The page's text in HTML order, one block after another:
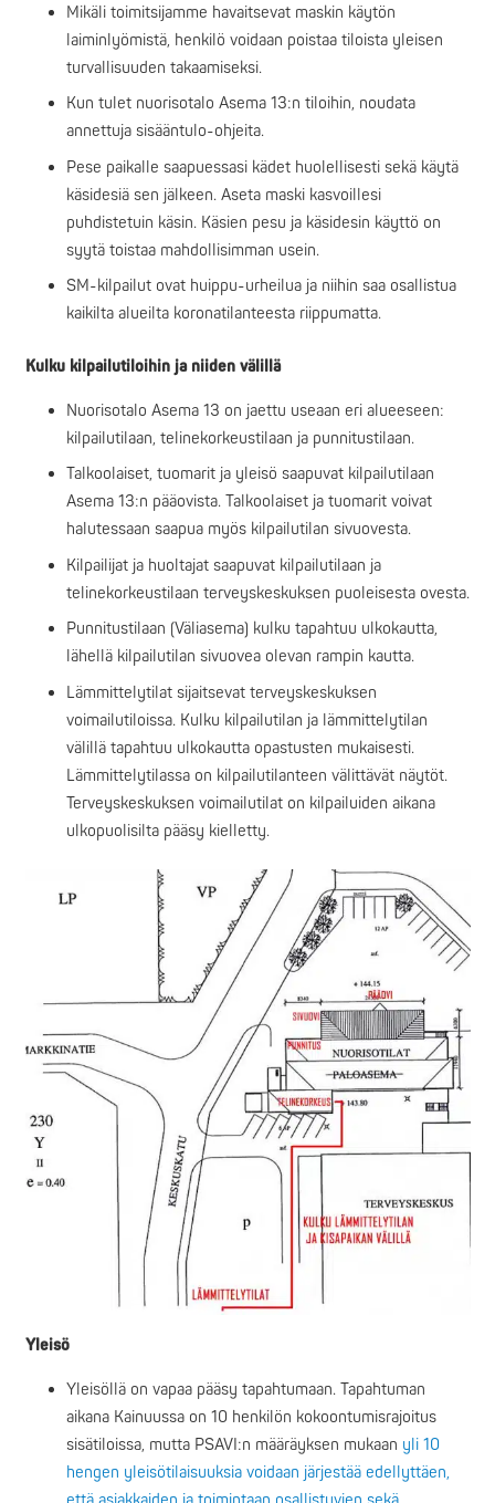
Mikäli toimitsijamme havaitsevat maskin käytön
laiminlyömistä, henkilö voidaan poistaa tiloista yleisen
turvallisuuden takaamiseksi.
Kun tulet nuorisotalo Asema 13:n tiloihin, noudata
annettuja sisääntulo-ohjeita.
Pese paikalle saapuessasi kädet huolellisesti sekä käytä
käsidesiä sen jälkeen. Aseta maski kasvoillesi
puhdistetuin käsin. Käsien pesu ja käsidesin käyttö on
syytä toistaa mahdollisimman usein.
SM-kilpailut ovat huippu-urheilua ja niihin saa osallistua
kaikilta alueilta koronatilanteesta riippumatta.
Kulku kilpailutiloihin ja niiden välillä
Nuorisotalo Asema 13 on jaettu useaan eri alueeseen:
kilpailutilaan, telinekorkeustilaan ja punnitustilaan.
Talkoolaiset, tuomarit ja yleisö saapuvat kilpailutilaan
Asema 13:n pääovista. Talkoolaiset ja tuomarit voivat
halutessaan saapua myös kilpailutilan sivuovesta.
Kilpailijat ja huoltajat saapuvat kilpailutilaan ja
telinekorkeustilaan terveyskeskuksen puoleisesta ovesta.
Punnitustilaan (Väliasema) kulku tapahtuu ulkokautta,
lähellä kilpailutilan sivuovea olevan rampin kautta.
Lämmittelytilat sijaitsevat terveyskeskuksen
voimailutiloissa. Kulku kilpailutilan ja lämmittelytilan
välillä tapahtuu ulkokautta opastusten mukaisesti.
Lämmittelytilassa on kilpailutilanteen välittävät näytöt.
Terveyskeskuksen voimailutilat on kilpailuiden aikana
ulkopuolisilta pääsy kielletty.
Yleisö
Yleisöllä on vapaa pääsy tapahtumaan. Tapahtuman
aikana Kainuussa on 10 henkilön kokoontumisrajoitus
sisätiloissa, mutta PSAVI:n määräyksen mukaan yli 10
hengen yleisötilaisuuksia voidaan järjestää edellyttäen,